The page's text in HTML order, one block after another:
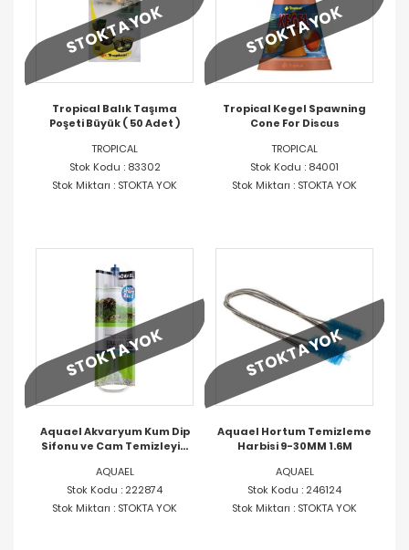
STOKTA YOK
Tropical Balık Taşıma
Poşeti Büyük ( 50 Adet )
TROPICAL
Stok Kodu : 83302
Stok Miktarı : STOKTA YOK
STOKTA YOK
Tropical Kegel Spawning
Cone For Discus
TROPICAL
Stok Kodu : 84001
Stok Miktarı : STOKTA YOK
STOKTA YOK
Aquael Akvaryum Kum Dip
Sifonu ve Cam Temizleyici
AQUAEL
Stok Kodu : 222874
Stok Miktarı : STOKTA YOK
STOKTA YOK
Aquael Hortum Temizleme
Harbisi 9-30MM 1.6M
AQUAEL
Stok Kodu : 246124
Stok Miktarı : STOKTA YOK